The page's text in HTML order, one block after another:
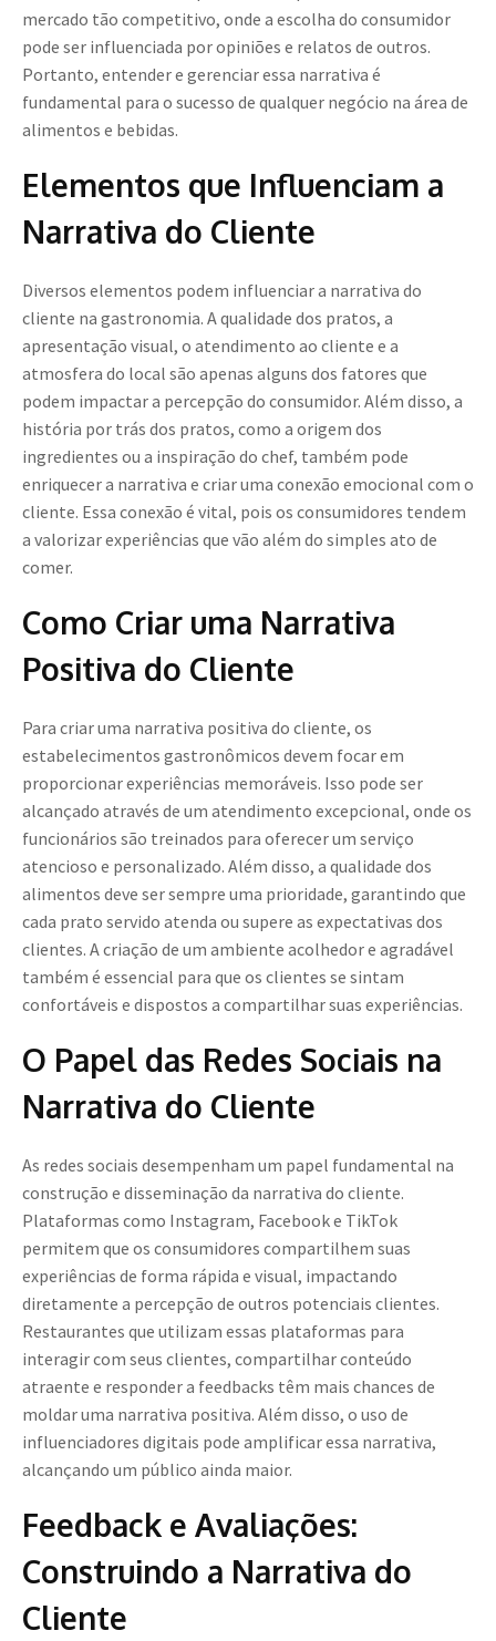
mercado tão competitivo, onde a escolha do consumidor
pode ser influenciada por opiniões e relatos de outros.
Portanto, entender e gerenciar essa narrativa é
fundamental para o sucesso de qualquer negócio na área de
alimentos e bebidas.
Elementos que Influenciam a
Narrativa do Cliente
Diversos elementos podem influenciar a narrativa do
cliente na gastronomia. A qualidade dos pratos, a
apresentação visual, o atendimento ao cliente e a
atmosfera do local são apenas alguns dos fatores que
podem impactar a percepção do consumidor. Além disso, a
história por trás dos pratos, como a origem dos
ingredientes ou a inspiração do chef, também pode
enriquecer a narrativa e criar uma conexão emocional com o
cliente. Essa conexão é vital, pois os consumidores tendem
a valorizar experiências que vão além do simples ato de
comer.
Como Criar uma Narrativa
Positiva do Cliente
Para criar uma narrativa positiva do cliente, os
estabelecimentos gastronômicos devem focar em
proporcionar experiências memoráveis. Isso pode ser
alcançado através de um atendimento excepcional, onde os
funcionários são treinados para oferecer um serviço
atencioso e personalizado. Além disso, a qualidade dos
alimentos deve ser sempre uma prioridade, garantindo que
cada prato servido atenda ou supere as expectativas dos
clientes. A criação de um ambiente acolhedor e agradável
também é essencial para que os clientes se sintam
confortáveis e dispostos a compartilhar suas experiências.
O Papel das Redes Sociais na
Narrativa do Cliente
As redes sociais desempenham um papel fundamental na
construção e disseminação da narrativa do cliente.
Plataformas como Instagram, Facebook e TikTok
permitem que os consumidores compartilhem suas
experiências de forma rápida e visual, impactando
diretamente a percepção de outros potenciais clientes.
Restaurantes que utilizam essas plataformas para
interagir com seus clientes, compartilhar conteúdo
atraente e responder a feedbacks têm mais chances de
moldar uma narrativa positiva. Além disso, o uso de
influenciadores digitais pode amplificar essa narrativa,
alcançando um público ainda maior.
Feedback e Avaliações:
Construindo a Narrativa do
Cliente